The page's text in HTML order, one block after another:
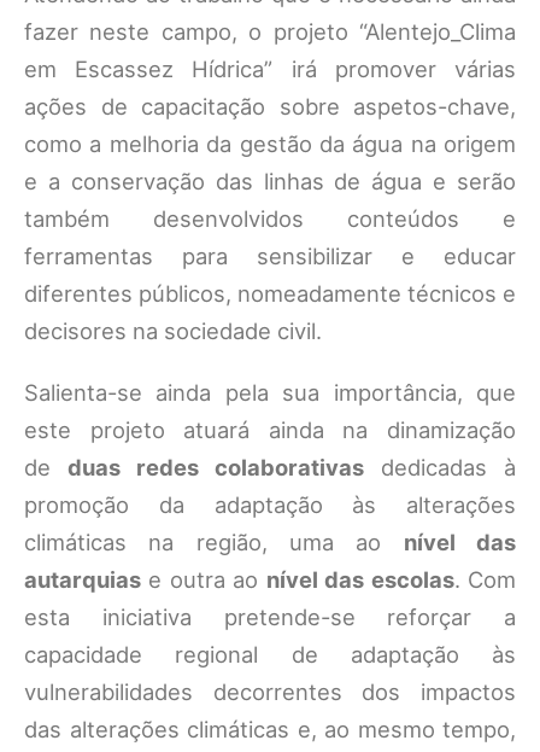
fazer neste campo, o projeto “Alentejo_Clima
em Escassez Hídrica” irá promover várias
ações de capacitação sobre aspetos-chave,
como a melhoria da gestão da água na origem
e a conservação das linhas de água e serão
também desenvolvidos conteúdos e
ferramentas para sensibilizar e educar
diferentes públicos, nomeadamente técnicos e
decisores na sociedade civil.
Salienta-se ainda pela sua importância, que
este projeto atuará ainda na dinamização
de duas redes colaborativas dedicadas à
promoção da adaptação às alterações
climáticas na região, uma ao nível das
autarquias e outra ao nível das escolas. Com
esta iniciativa pretende-se reforçar a
capacidade regional de adaptação às
vulnerabilidades decorrentes dos impactos
das alterações climáticas e, ao mesmo tempo,